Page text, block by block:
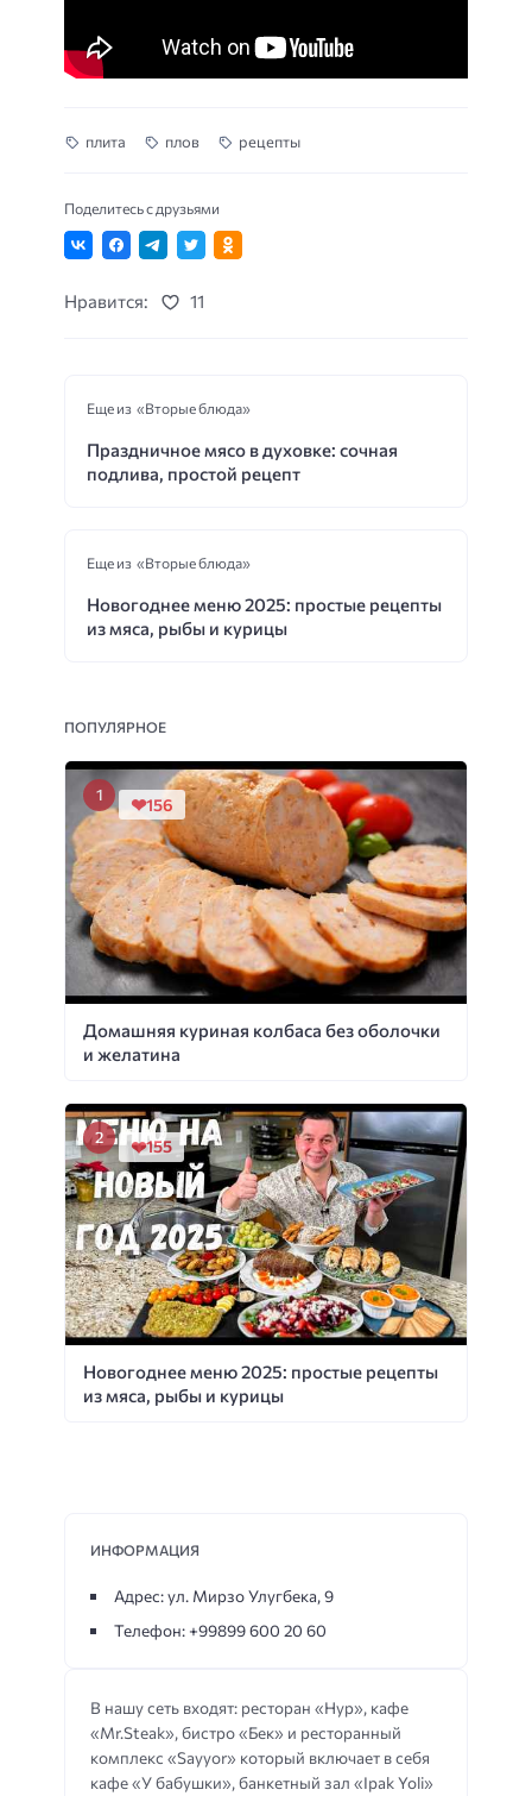
плита плов рецепты
Поделитесь с друзьями
Нравится: 11
Еще из «Вторые блюда»
Праздничное мясо в духовке: сочная
подлива, простой рецепт
Еще из «Вторые блюда»
Новогоднее меню 2025: простые рецепты
из мяса, рыбы и курицы
ПОПУЛЯРНОЕ
Домашняя куриная колбаса без оболочки
и желатина
156
Новогоднее меню 2025: простые рецепты
из мяса, рыбы и курицы
155
В нашу сеть входят: ресторан «Нур», кафе
«Mr.Steak», бистро «Бек» и ресторанный
комплекс «Sayyor» который включает в себя
кафе «У бабушки», банкетный зал «Ipak Yoli»
ИНФОРМАЦИЯ
Адрес: ул. Мирзо Улугбека, 9
Телефон: +99899 600 20 60